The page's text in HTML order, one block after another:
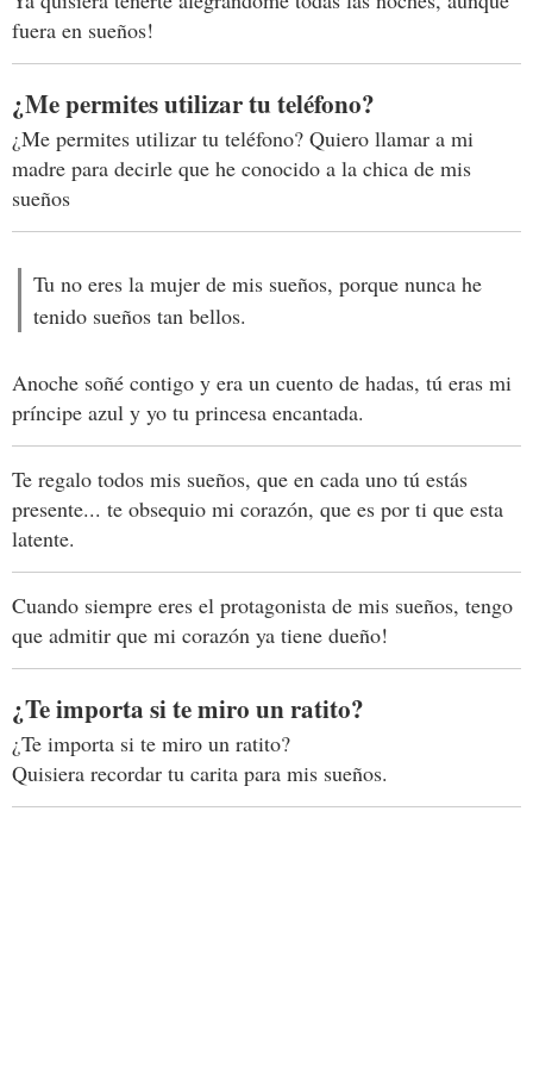
fuera en sueños!
¿Me permites utilizar tu teléfono?
¿Me permites utilizar tu teléfono? Quiero llamar a mi
madre para decirle que he conocido a la chica de mis
sueños
Tu no eres la mujer de mis sueños, porque nunca he
tenido sueños tan bellos.
Anoche soñé contigo y era un cuento de hadas, tú eras mi
príncipe azul y yo tu princesa encantada.
Te regalo todos mis sueños, que en cada uno tú estás
presente... te obsequio mi corazón, que es por ti que esta
latente.
Cuando siempre eres el protagonista de mis sueños, tengo
que admitir que mi corazón ya tiene dueño!
¿Te importa si te miro un ratito?
¿Te importa si te miro un ratito?
Quisiera recordar tu carita para mis sueños.